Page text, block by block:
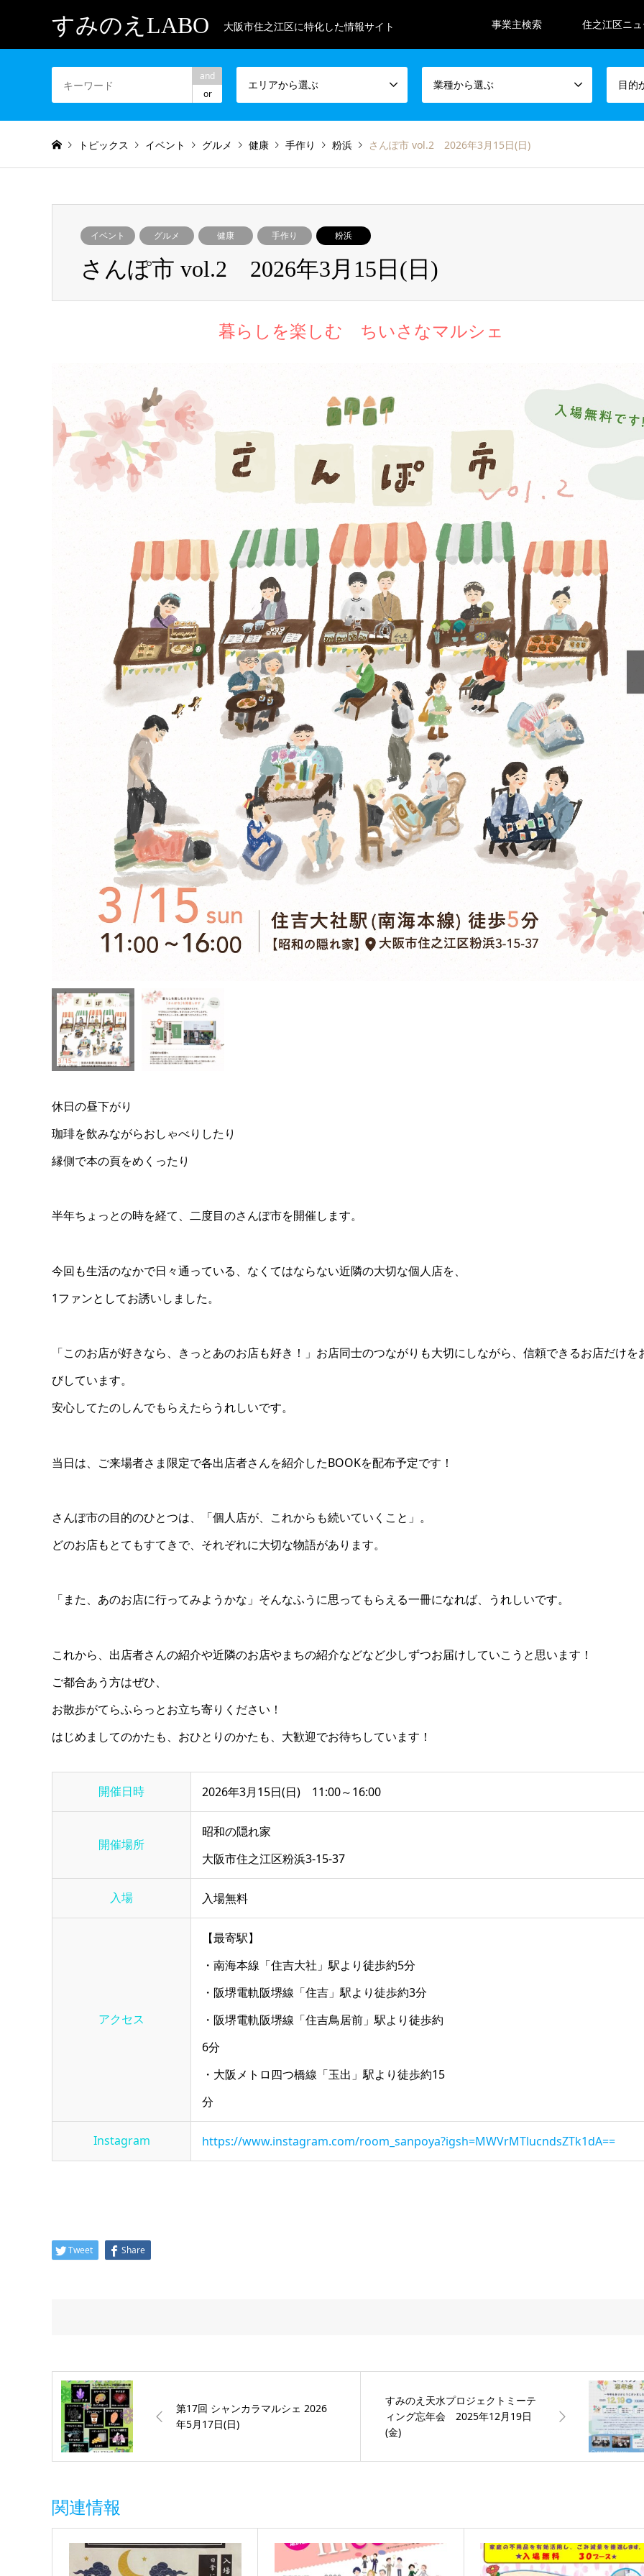
すみのえLABO 大阪市住之江区に特化した情報サイト 事業主検索 住之江区ニ
and
or
エリアから選ぶ 業種から選ぶ 目的
トピックス イベント グルメ 健康 手作り 粉浜 さんぽ市 vol.2 2026年3月15日(日)
イベント グルメ 健康 手作り 粉浜
さんぽ市 vol.2 2026年3月15日(日)
暮らしを楽しむ ちいさなマルシェ
休日の昼下がり
珈琲を飲みながらおしゃべりしたり
縁側で本の頁をめくったり
半年ちょっとの時を経て、二度目のさんぽ市を開催します。
今回も生活のなかで日々通っている、なくてはならない近隣の大切な個人店を、
1ファンとしてお誘いしました。
「このお店が好きなら、きっとあのお店も好き！」お店同士のつながりも大切にしながら、信頼できるお店だけを
びしています。
安心してたのしんでもらえたらうれしいです。
当日は、ご来場者さま限定で各出店者さんを紹介したBOOKを配布予定です！
さんぽ市の目的のひとつは、「個人店が、これからも続いていくこと」。
どのお店もとてもすてきで、それぞれに大切な物語があります。
「また、あのお店に行ってみようかな」そんなふうに思ってもらえる一冊になれば、うれしいです。
これから、出店者さんの紹介や近隣のお店やまちの紹介などなど少しずつお届けしていこうと思います！
ご都合あう方はぜひ、
お散歩がてらふらっとお立ち寄りください！
はじめましてのかたも、おひとりのかたも、大歓迎でお待ちしています！
開催日時 2026年3月15日(日) 11:00～16:00
開催場所
昭和の隠れ家
大阪市住之江区粉浜3‐15‐37
入場 入場無料
アクセス
【最寄駅】
・南海本線「住吉大社」駅より徒歩約5分
・阪堺電軌阪堺線「住吉」駅より徒歩約3分
・阪堺電軌阪堺線「住吉鳥居前」駅より徒歩約
6分
・大阪メトロ四つ橋線「玉出」駅より徒歩約15
分
Instagram https://www.instagram.com/room_sanpoya?igsh=MWVrMTlucndsZTk1dA==
Tweet Share
第17回 シャンカラマルシェ 2026
年5月17日(日)
すみのえ天水プロジェクトミーテ
ィング忘年会 2025年12月19日
(金)
関連情報